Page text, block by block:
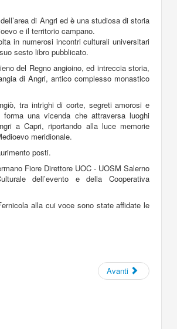
di Angri ed è una studiosa di storia
e il territorio campano.
in numerosi incontri culturali universitari
sesto libro pubblicato.
del Regno angioino, ed intreccia storia,
di Angri, antico complesso monastico
tra intrighi di corte, segreti amorosi e
forma una vicenda che attraversa luoghi
a Capri, riportando alla luce memorie
meridionale.
posti.
Fiore Direttore UOC - UOSM Salerno
dell’evento e della Cooperativa
alla cui voce sono state affidate le
Avanti